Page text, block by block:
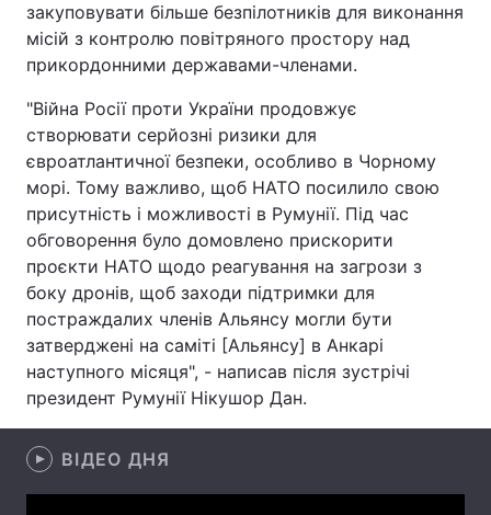
Техно і зв'язок
Зброя Інциденти
Туризм
Цікавинки Погода
Екологія Регіони
Лонгріди
Відео з Youtube Статті
Інтерв'ю Думки
Архів Вакансії
закуповувати більше безпілотників для виконання
місій з контролю повітряного простору над
прикордонними державами-членами.
"Війна Росії проти України продовжує
створювати серйозні ризики для
євроатлантичної безпеки, особливо в Чорному
морі. Тому важливо, щоб НАТО посилило свою
присутність і можливості в Румунії. Під час
обговорення було домовлено прискорити
проєкти НАТО щодо реагування на загрози з
боку дронів, щоб заходи підтримки для
постраждалих членів Альянсу могли бути
затверджені на саміті [Альянсу] в Анкарі
наступного місяця", - написав після зустрічі
президент Румунії Нікушор Дан.
ВІДЕО ДНЯ